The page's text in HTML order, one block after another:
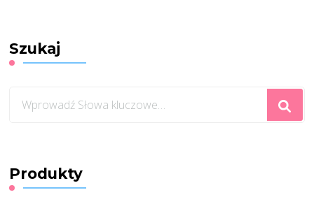
Szukaj
czegoś?
Produkty